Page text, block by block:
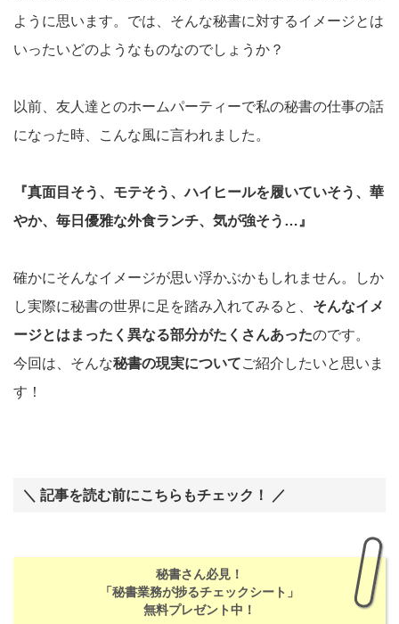
ように思います。では、そんな秘書に対するイメージとは
いったいどのようなものなのでしょうか？
以前、友人達とのホームパーティーで私の秘書の仕事の話
になった時、こんな風に言われました。
『真面目そう、モテそう、ハイヒールを履いていそう、華
やか、毎日優雅な外食ランチ、気が強そう…』
確かにそんなイメージが思い浮かぶかもしれません。しか
し実際に秘書の世界に足を踏み入れてみると、 そんなイメ
ージとはまったく異なる部分がたくさんあったのです。
今回は、そんな秘書の現実についてご紹介したいと思いま
す！
＼ 記事を読む前にこちらもチェック！ ／
秘書さん必見！
「秘書業務が捗るチェックシート」
無料プレゼント中！